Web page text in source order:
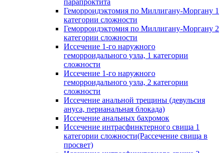
парапроктита
Геморроидэктомия по Миллигану-Моргану 1
категории сложности
Геморроидэктомия по Миллигану-Моргану 2
категории сложности
Иссечение 1-го наружного
геморроидального узла, 1 категории
сложности
Иссечение 1-го наружного
геморроидального узла, 2 категории
сложности
Иссечение анальной трещины (девульсия
ануса, перианальная блокада)
Иссечение анальных бахромок
Иссечение интрасфинктерного свища 1
категории сложности(Рассечение свища в
просвет)